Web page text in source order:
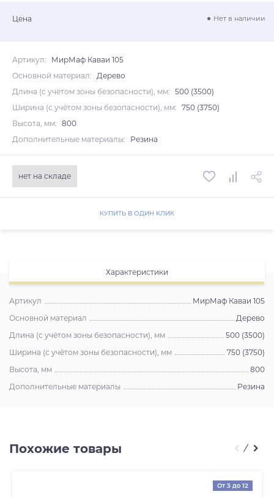
Характеристики
Артикул
МирМаф Каваи 105
Основной материал
Дерево
Длина (с учётом зоны безопасности), мм
500 (3500)
Ширина (с учётом зоны безопасности), мм
750 (3750)
Высота, мм
800
Дополнительные материалы
Резина
Цена Нет в наличии
Артикул:
МирМаф Каваи 105
Основной материал: Дерево
Длина (с учётом зоны безопасности), мм: 500 (3500)
Ширина (с учётом зоны безопасности), мм: 750 (3750)
Высота, мм: 800
Дополнительные материалы:
Резина
нет на складе
КУПИТЬ В ОДИН КЛИК
Похожие товары
От 3 до 12